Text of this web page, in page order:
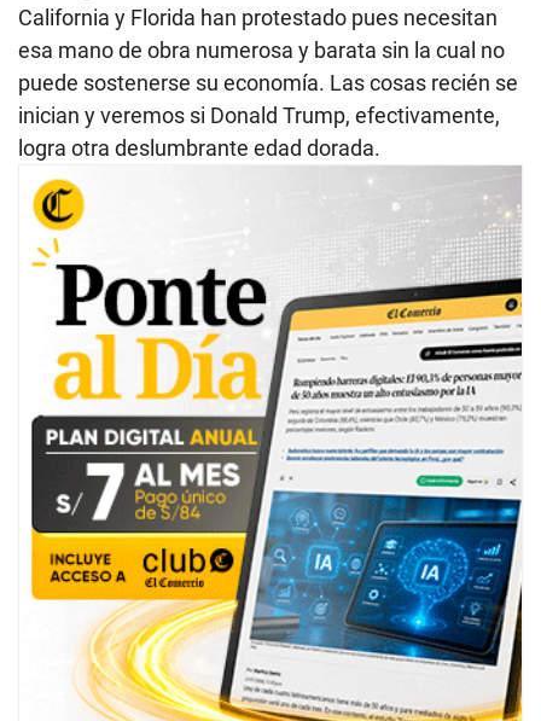
California y Florida han protestado pues necesitan
esa mano de obra numerosa y barata sin la cual no
puede sostenerse su economía. Las cosas recién se
inician y veremos si Donald Trump, efectivamente,
logra otra deslumbrante edad dorada.